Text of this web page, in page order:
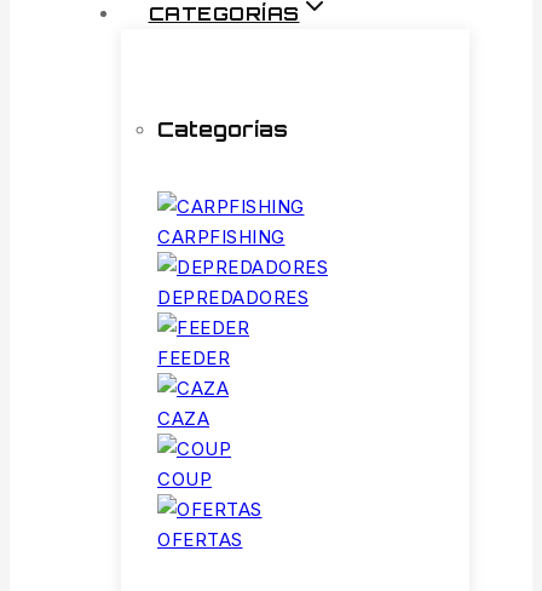
CATEGORÍAS
Categorías
CARPFISHING
DEPREDADORES
FEEDER
CAZA
COUP
OFERTAS